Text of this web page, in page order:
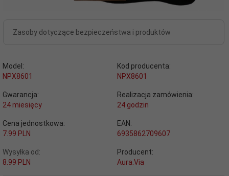
Zasoby dotyczące bezpieczeństwa i produktów
Model:
NPX8601
Kod producenta:
NPX8601
Gwarancja:
24 miesięcy
Realizacja zamówienia:
24 godzin
Cena jednostkowa:
7.99 PLN
EAN:
6935862709607
Wysyłka od:
8.99 PLN
Producent:
Aura.Via